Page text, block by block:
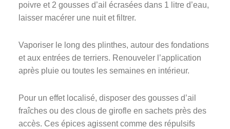
poivre et 2 gousses d’ail écrasées dans 1 litre d’eau,
laisser macérer une nuit et filtrer.
Vaporiser le long des plinthes, autour des fondations
et aux entrées de terriers. Renouveler l’application
après pluie ou toutes les semaines en intérieur.
Pour un effet localisé, disposer des gousses d’ail
fraîches ou des clous de girofle en sachets près des
accès. Ces épices agissent comme des répulsifs